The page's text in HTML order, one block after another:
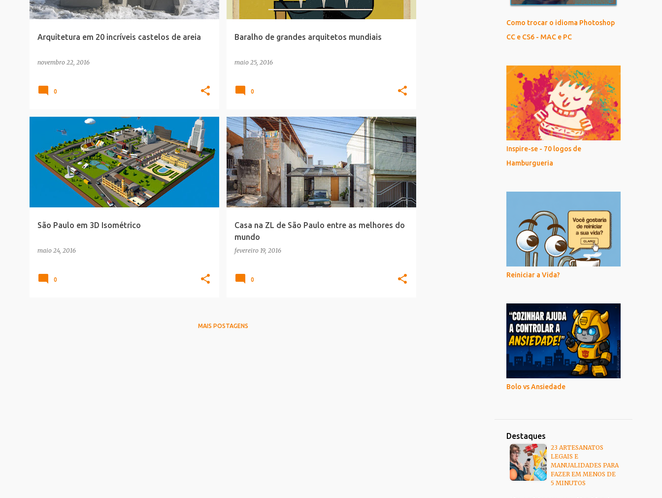
Arquitetura em 20 incríveis castelos de areia
novembro 22, 2016
0
Baralho de grandes arquitetos mundiais
maio 25, 2016
0
São Paulo em 3D Isométrico
maio 24, 2016
3D_ART ARQUITETURA
0
Casa na ZL de São Paulo entre as melhores do
mundo
fevereiro 19, 2016
ARQUITETURA
0
MAIS POSTAGENS
Como trocar o idioma Photoshop
CC e CS6 - MAC e PC
Inspire-se - 70 logos de
Hamburgueria
Reiniciar a Vida?
Bolo vs Ansiedade
Destaques
23 ARTESANATOS
LEGAIS E
MANUALIDADES PARA
FAZER EM MENOS DE
5 MINUTOS